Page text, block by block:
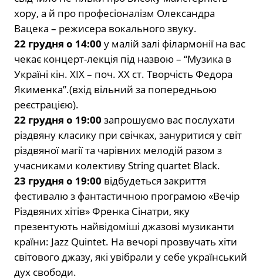
хору, а й про професіоналізм Олександра
Вацека – режисера вокального звуку.
22 грудня о 14:00 у малій залі філармонії на вас
чекає концерт-лекція під назвою – “Музика в
Україні кін. ХІХ – поч. ХХ ст. Творчість Федора
Якименка”.(вхід вільний за попередньою
реєстрацією).
22 грудня о 19:00 запрошуємо вас послухати
різдвяну класику при свічках, зануритися у світ
різдвяної магії та чарівних мелодій разом з
учасниками колективу String quartet Black.
23 грудня о 19:00 відбудеться закриття
фестивалю з фантастичною програмою «Вечір
Різдвяних хітів» Френка Сінатри, яку
презентують найвідоміші джазові музиканти
країни: Jazz Quintet. На вечорі прозвучать хіти
світового джазу, які увібрали у себе український
дух свободи.